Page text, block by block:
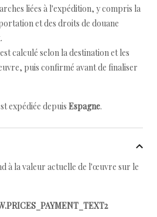
liées à l'expédition, y compris la
et des droits de douane
calculé selon la destination et les
puis confirmé avant de finaliser
expédiée depuis Espagne.
à la valeur actuelle de l'œuvre sur le